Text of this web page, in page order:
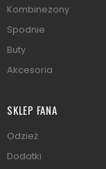
Kombinezony
Spodnie
Buty
Akcesoria
SKLEP FANA
Odzież
Dodatki